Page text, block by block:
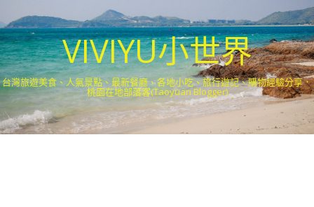
VIVIYU小世界
台灣旅遊美食、人氣景點、最新餐廳、各地小吃、旅行遊記、購物經驗分享．
桃園在地部落客(Taoyuan Blogger)